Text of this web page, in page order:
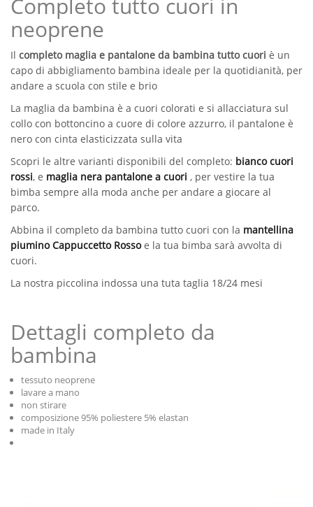
Completo tutto cuori in
neoprene
Il completo maglia e pantalone da bambina tutto cuori è un
capo di abbigliamento bambina ideale per la quotidianità, per
andare a scuola con stile e brio
La maglia da bambina è a cuori colorati e si allacciatura sul
collo con bottoncino a cuore di colore azzurro, il pantalone è
nero con cinta elasticizzata sulla vita
Scopri le altre varianti disponibili del completo: bianco cuori
rossi, e maglia nera pantalone a cuori , per vestire la tua
bimba sempre alla moda anche per andare a giocare al
parco.
Abbina il completo da bambina tutto cuori con la mantellina
piumino Cappuccetto Rossoe la tua bimba sarà avvolta di
cuori.
La nostra piccolina indossa una tuta taglia 18/24 mesi
Dettagli completo da
bambina
tessuto neoprene
lavare a mano
non stirare
composizione 95% poliestere 5% elastan
made in Italy